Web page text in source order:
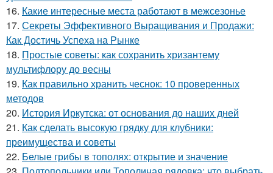
16. Какие интересные места работают в межсезонье
17. Секреты Эффективного Выращивания и Продажи:
Как Достичь Успеха на Рынке
18. Простые советы: как сохранить хризантему
мультифлору до весны
19. Как правильно хранить чеснок: 10 проверенных
методов
20. История Иркутска: от основания до наших дней
21. Как сделать высокую грядку для клубники:
преимущества и советы
22. Белые грибы в тополях: открытие и значение